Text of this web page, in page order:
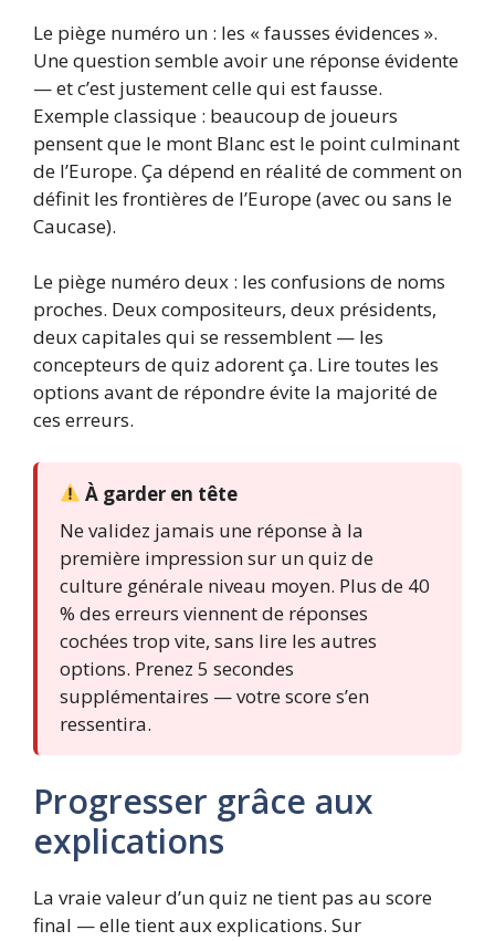
Le piège numéro un : les « fausses évidences ».
Une question semble avoir une réponse évidente
— et c’est justement celle qui est fausse.
Exemple classique : beaucoup de joueurs
pensent que le mont Blanc est le point culminant
de l’Europe. Ça dépend en réalité de comment on
définit les frontières de l’Europe (avec ou sans le
Caucase).
Le piège numéro deux : les confusions de noms
proches. Deux compositeurs, deux présidents,
deux capitales qui se ressemblent — les
concepteurs de quiz adorent ça. Lire toutes les
options avant de répondre évite la majorité de
ces erreurs.
À garder en tête
Ne validez jamais une réponse à la
première impression sur un quiz de
culture générale niveau moyen. Plus de 40
% des erreurs viennent de réponses
cochées trop vite, sans lire les autres
options. Prenez 5 secondes
supplémentaires — votre score s’en
ressentira.
Progresser grâce aux
explications
La vraie valeur d’un quiz ne tient pas au score
final — elle tient aux explications. Sur